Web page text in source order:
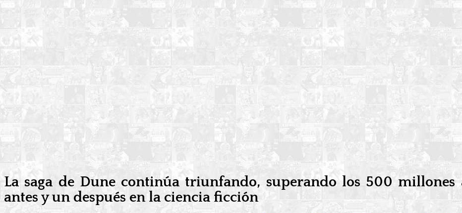
La saga de Dune continúa triunfando, superando los 500
antes y un después en la ciencia ficción